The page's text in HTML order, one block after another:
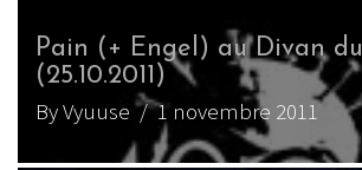
Pain (+ Engel) au Divan
(25.10.2011)
By Vyuuse / 1 novembre 2011